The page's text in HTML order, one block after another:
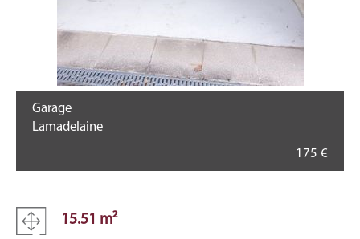
Garage
Lamadelaine
175 €
15.51 m²